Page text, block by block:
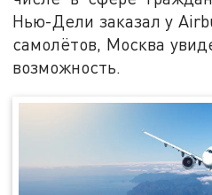
Нью-Дели заказал у
самолётов, Москва
возможность.